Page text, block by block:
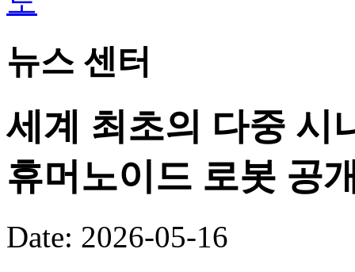
뉴스 센터
세계 최초의 다중 시
휴머노이드 로봇 공
Date: 2026-05-16